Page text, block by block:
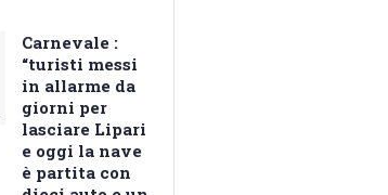
Carnevale :
“turisti messi
in allarme da
giorni per
lasciare Lipari
e oggi la nave
è partita con